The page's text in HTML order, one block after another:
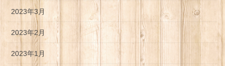
2023年3月
2023年2月
2023年1月